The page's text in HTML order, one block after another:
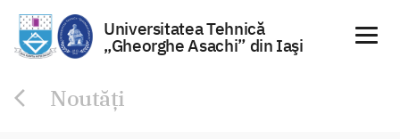
Universitatea Tehnică
„Gheorghe Asachi” din Iaşi
Noutăți